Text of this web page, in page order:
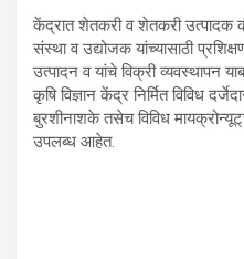
केंद्रात शेतकरी व शेतकरी उत्पादक
संस्था व उद्योजक यांच्यासाठी
उत्पादन व यांचे विक्री व्यवस्थापन
कृषि विज्ञान केंद्र निर्मित विविध
बुरशीनाशके तसेच विविध
उपलब्ध आहेत.